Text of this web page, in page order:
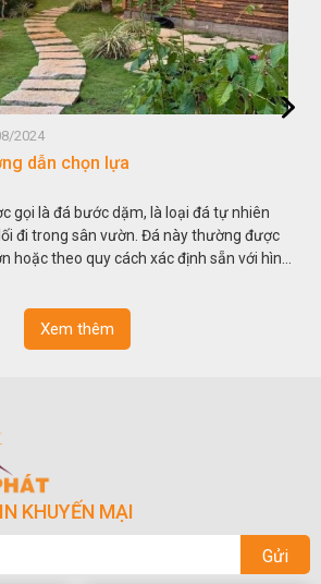
2024
dẫn chọn lựa
gọi là đá bước dặm, là loại đá tự nhiên
đi trong sân vườn. Đá này thường được
hoặc theo quy cách xác định sẵn với hình
và có độ dày khác nhau.
Xem thêm
KHUYẾN MẠI
Gửi